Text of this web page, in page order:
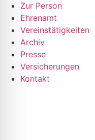
Zur Person
Ehrenamt
Vereinstätigkeiten
Archiv
Presse
Versicherungen
Kontakt